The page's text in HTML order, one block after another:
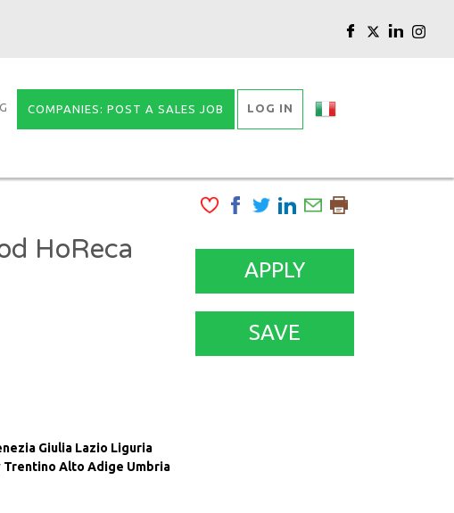
COMPANIES: POST A SALES JOB LOG IN
HoReca
Giulia Lazio Liguria
Trentino Alto Adige Umbria
APPLY
SAVE